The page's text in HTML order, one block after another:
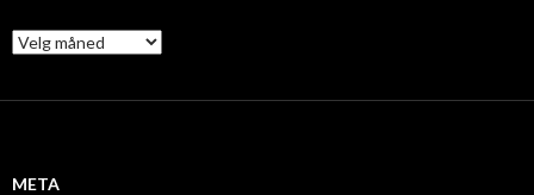
A
r
i
META